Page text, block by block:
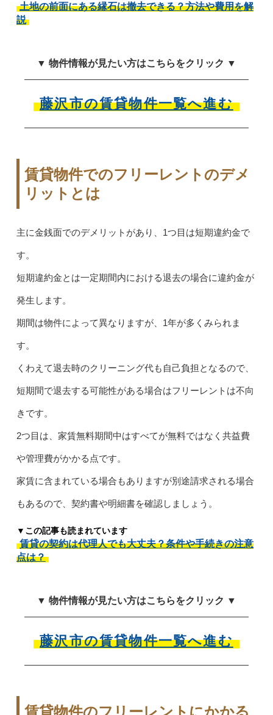
土地の前面にある縁石は撤去できる？方法や費用を解
説
▼ 物件情報が見たい方はこちらをクリック ▼
藤沢市の賃貸物件一覧へ進む
賃貸物件でのフリーレントのデメ
リットとは
主に金銭面でのデメリットがあり、1つ目は短期違約金で
す。
短期違約金とは一定期間内における退去の場合に違約金が
発生します。
期間は物件によって異なりますが、1年が多くみられま
す。
くわえて退去時のクリーニング代も自己負担となるので、
短期間で退去する可能性がある場合はフリーレントは不向
きです。
2つ目は、家賃無料期間中はすべてが無料ではなく共益費
や管理費がかかる点です。
家賃に含まれている場合もありますが別途請求される場合
もあるので、契約書や明細書を確認しましょう。
▼この記事も読まれています
賃貸の契約は代理人でも大丈夫？条件や手続きの注意
点は？
▼ 物件情報が見たい方はこちらをクリック ▼
藤沢市の賃貸物件一覧へ進む
賃貸物件のフリーレントにかかる